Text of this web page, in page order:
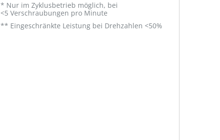
* Nur im Zyklusbetrieb möglich, bei
<5 Verschraubungen pro Minute
** Eingeschränkte Leistung bei Drehzahlen <50%